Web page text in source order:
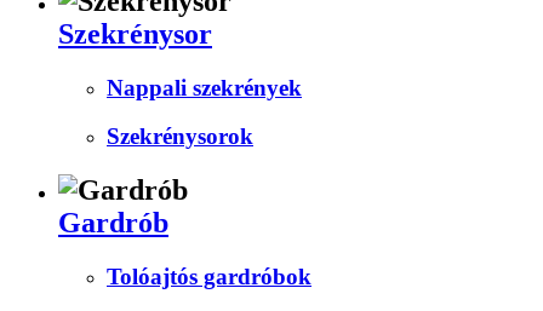
Szekrénysor
Nappali szekrények
Szekrénysorok
Gardrób
Tolóajtós gardróbok